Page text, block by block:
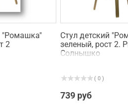
"Ромашка"
2
Стул детский
зеленый, рост 2.
Солнышко
( 0 )
739 руб